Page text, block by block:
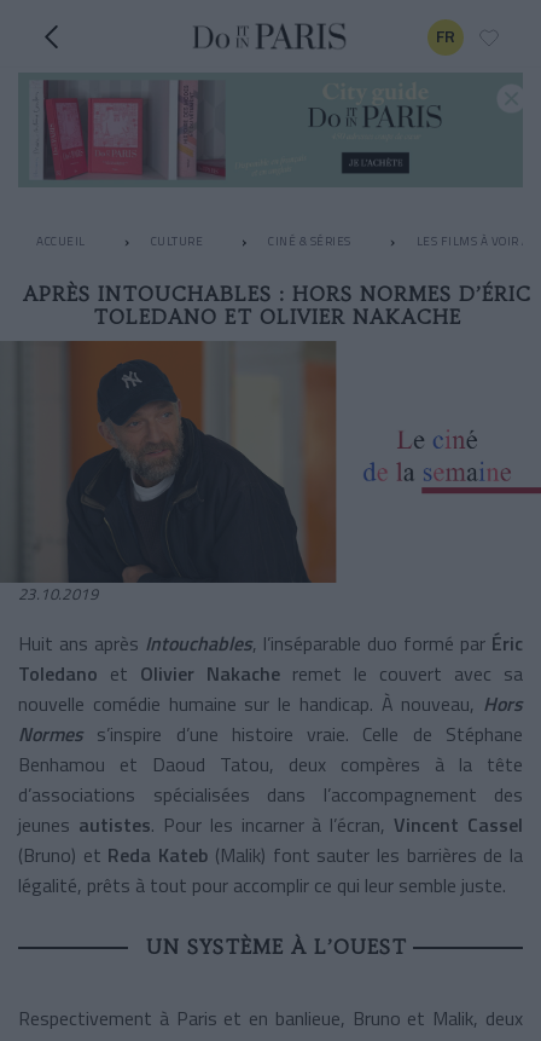
FR
ACCUEIL CULTURE CINÉ & SÉRIES LES FILMS À VOIR
APRÈS INTOUCHABLES : HORS NORMES D’ÉRIC
TOLEDANO ET OLIVIER NAKACHE
23.10.2019
Huit ans après Intouchables, l’inséparable duo formé par Éric
Toledano et Olivier Nakache remet le couvert avec sa
nouvelle comédie humaine sur le handicap. À nouveau, Hors
Normes s’inspire d’une histoire vraie. Celle de Stéphane
Benhamou et Daoud Tatou, deux compères à la tête
d’associations spécialisées dans l’accompagnement des
jeunes autistes. Pour les incarner à l’écran, Vincent Cassel
(Bruno) et Reda Kateb (Malik) font sauter les barrières de la
légalité, prêts à tout pour accomplir ce qui leur semble juste.
UN SYSTÈME À L’OUEST
Respectivement à Paris et en banlieue, Bruno et Malik, deux